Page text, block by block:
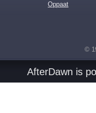
Oppaat
©
AfterDawn is